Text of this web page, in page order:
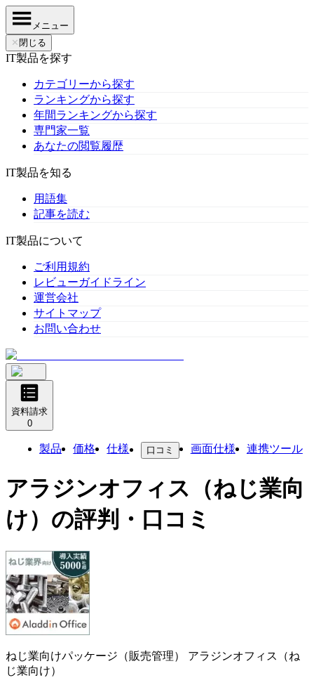
メニュー
✕ 閉じる
IT製品を探す
カテゴリーから探す
ランキングから探す
年間ランキングから探す
専門家一覧
あなたの閲覧履歴
IT製品を知る
用語集
記事を読む
IT製品について
ご利用規約
レビューガイドライン
運営会社
サイトマップ
お問い合わせ
資料請求
0
製品 価格 仕様 口コミ 画面仕様 連携ツール
アラジンオフィス（ねじ業向
け） の評判・口コミ
ねじ業向けパッケージ（販売管理）
アラジンオフィス（ね
じ業向け）